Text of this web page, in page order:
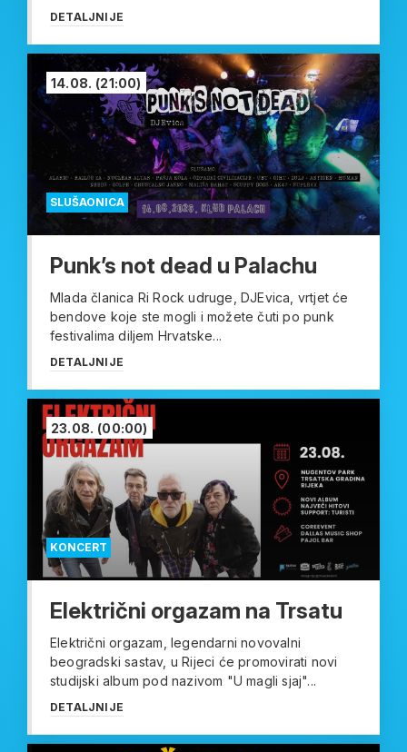
DETALJNIJE
SLUŠAONICA
14.08. (21:00)
Punk’s not dead u Palachu
Mlada članica Ri Rock udruge, DJEvica, vrtjet će
bendove koje ste mogli i možete čuti po punk
festivalima diljem Hrvatske...
DETALJNIJE
KONCERT
23.08. (00:00)
Električni orgazam na Trsatu
Električni orgazam, legendarni novovalni
beogradski sastav, u Rijeci će promovirati novi
studijski album pod nazivom "U magli sjaj"...
DETALJNIJE